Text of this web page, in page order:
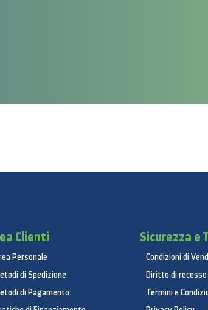
Clienti
Personale
di Spedizione
di Pagamento
Sicurezza e
Condizioni di
Diritto di recesso
Termini e